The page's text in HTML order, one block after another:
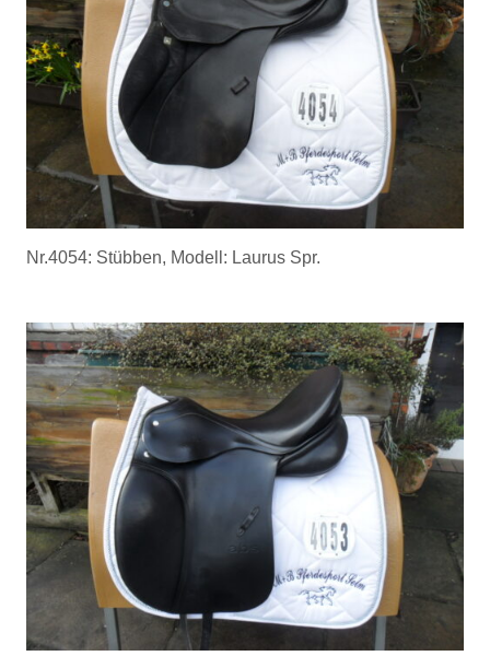
Nr.4054: Stübben, Modell: Laurus Spr.